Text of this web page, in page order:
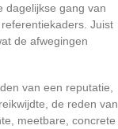
dagelijkse gang van
Juist
de afwegingen
van een reputatie,
de reden van
meetbare, concrete